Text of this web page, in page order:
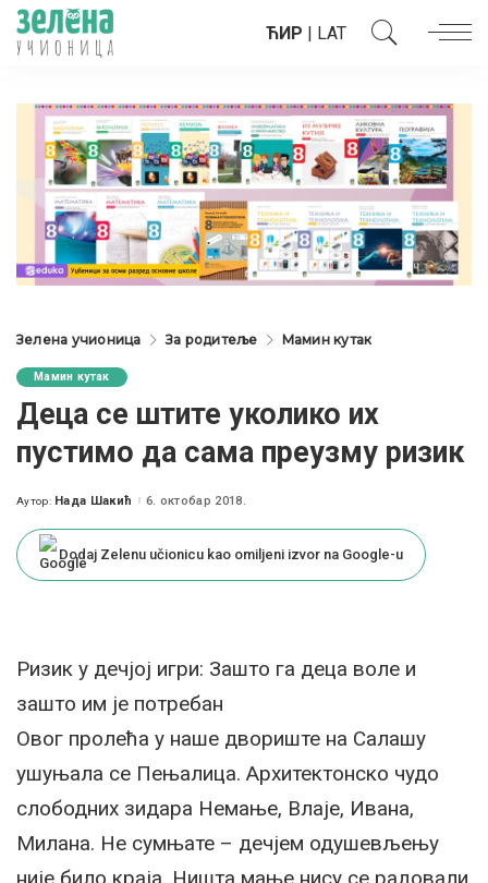
ЋИР | LAT
Зелена учионица За родитеље Мамин кутак
Мамин кутак
Деца се штите уколико их
пустимо да сама преузму ризик
Posted
Аутор: Нада Шакић 6. октобар 2018.
Dodaj Zelenu učionicu kao omiljeni izvor na Google-u
Ризик у дечјој игри: Зашто га деца воле и
зашто им је потребан
Овог пролећа у наше двориште на Салашу
ушуњала се Пењалица. Архитектонско чудо
слободних зидара Немање, Влаје, Ивана,
Милана. Не сумњате – дечјем одушевљењу